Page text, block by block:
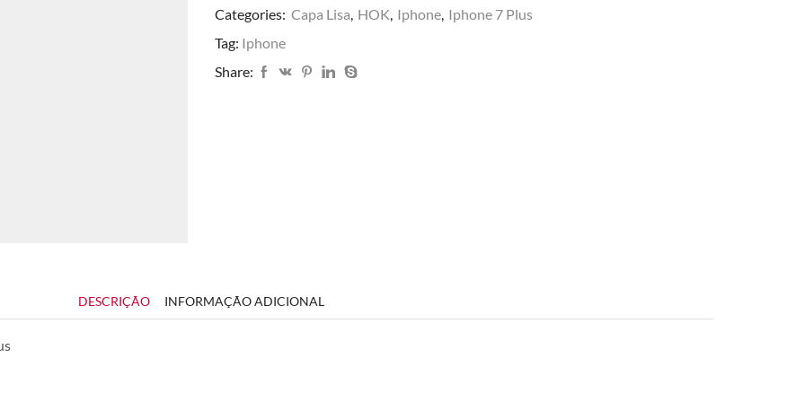
Categories: Capa Lisa HOK Iphone Iphone 7 Plus
Tag: Iphone
Share:
DESCRIÇÃO INFORMAÇÃO ADICIONAL